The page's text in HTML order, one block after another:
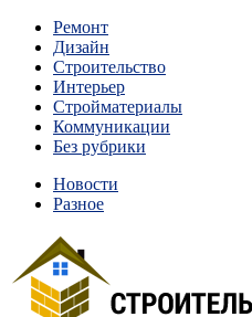
Перейти
содержимому
Ремонт
Дизайн
Строительство
Интерьер
Стройматериалы
Коммуникации
Без рубрики
Новости
Разное